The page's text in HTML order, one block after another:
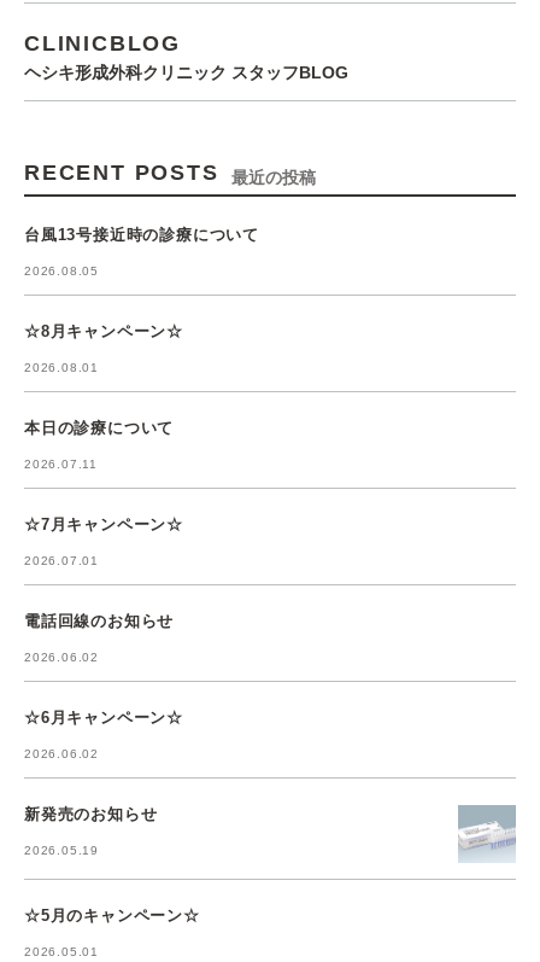
CLINICBLOG
ヘシキ形成外科クリニック スタッフBLOG
RECENT POSTS 最近の投稿
台風13号接近時の診療について
2026.08.05
☆8月キャンペーン☆
2026.08.01
本日の診療について
2026.07.11
☆7月キャンペーン☆
2026.07.01
電話回線のお知らせ
2026.06.02
☆6月キャンペーン☆
2026.06.02
新発売のお知らせ
2026.05.19
☆5月のキャンペーン☆
2026.05.01